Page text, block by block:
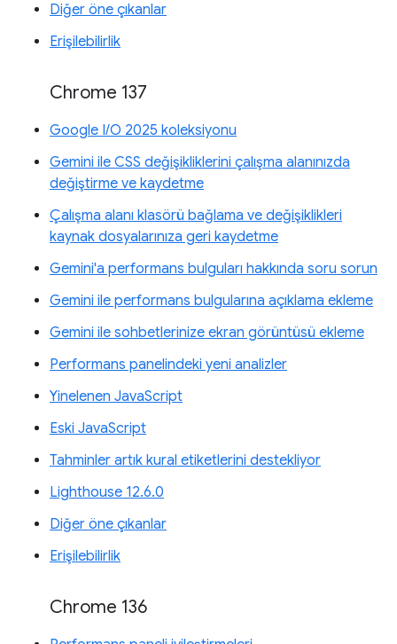
Diğer öne çıkanlar
Erişilebilirlik
Chrome 137
Google I/O 2025 koleksiyonu
Gemini ile CSS değişikliklerini çalışma alanınızda
değiştirme ve kaydetme
Çalışma alanı klasörü bağlama ve değişiklikleri
kaynak dosyalarınıza geri kaydetme
Gemini'a performans bulguları hakkında soru sorun
Gemini ile performans bulgularına açıklama ekleme
Gemini ile sohbetlerinize ekran görüntüsü ekleme
Performans panelindeki yeni analizler
Yinelenen JavaScript
Eski JavaScript
Tahminler artık kural etiketlerini destekliyor
Lighthouse 12.6.0
Diğer öne çıkanlar
Erişilebilirlik
Chrome 136